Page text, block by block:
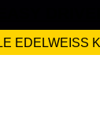
EDELWEISS